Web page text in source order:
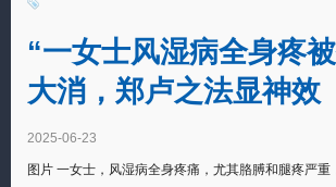
“一女士风湿病全身疼
大消，郑卢之法显神效
2025-06-23
图片 一女士，风湿病全身疼痛，尤其胳膊和腿疼严